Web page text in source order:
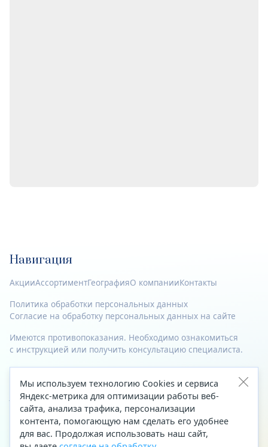
Навигация
АкцииАссортиментГеографияО компанииКонтакты
Политика обработки персональных данных
Согласие на обработку персональных данных на сайте
Имеются противопоказания. Необходимо ознакомиться
с инструкцией или получить консультацию специалиста.
© 2023—2026 Все права защищены.
Адрес
Архангельск, ул. Папанина, д. 19 (вход в здание со стороны
автоцентра «Тойота»)
Мы используем технологию Cookies и сервиса
Яндекс-метрика для оптимизации работы веб-
сайта, анализа трафика, персонализации
контента, помогающую нам сделать его удобнее
для вас. Продолжая использовать наш сайт,